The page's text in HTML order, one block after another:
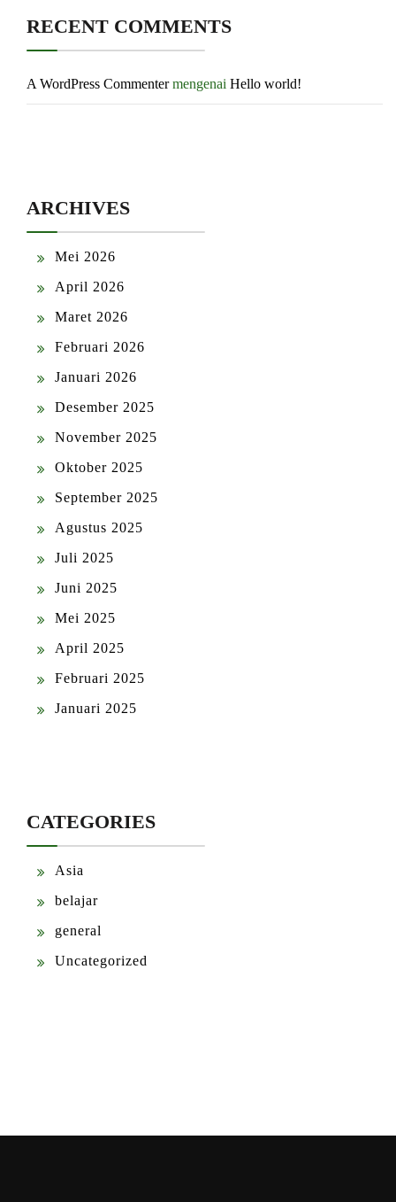
RECENT COMMENTS
A WordPress Commentermengenai Hello world!
ARCHIVES
Mei 2026
April 2026
Maret 2026
Februari 2026
Januari 2026
Desember 2025
November 2025
Oktober 2025
September 2025
Agustus 2025
Juli 2025
Juni 2025
Mei 2025
April 2025
Februari 2025
Januari 2025
CATEGORIES
Asia
belajar
general
Uncategorized